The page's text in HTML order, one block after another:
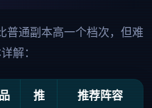
普通副本高一个档次，但难
解：
推
推荐阵容